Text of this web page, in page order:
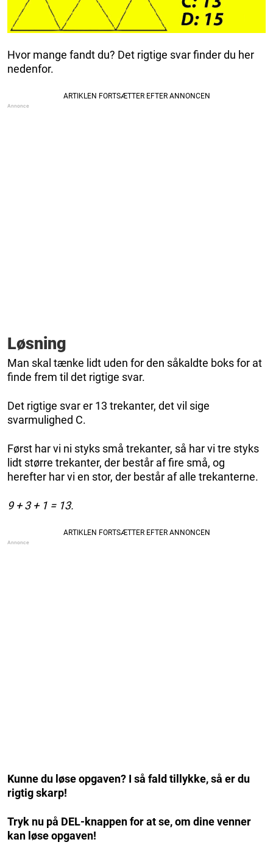
Hvor mange fandt du? Det rigtige svar finder du her
nedenfor.
Løsning
Man skal tænke lidt uden for den såkaldte boks for at
finde frem til det rigtige svar.
Det rigtige svar er 13 trekanter, det vil sige
svarmulighed C.
Først har vi ni styks små trekanter, så har vi tre styks
lidt større trekanter, der består af fire små, og
herefter har vi en stor, der består af alle trekanterne.
9 + 3 + 1 = 13.
Kunne du løse opgaven? I så fald tillykke, så er du
rigtig skarp!
Tryk nu på DEL-knappen for at se, om dine venner
kan løse opgaven!